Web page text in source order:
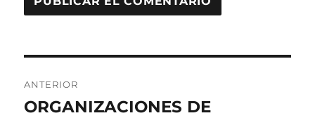
de
ANTERIOR
Entrada
ORGANIZACIONES DE